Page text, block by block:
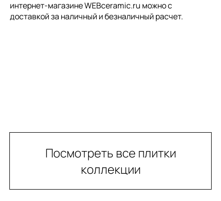
интернет-магазине WEBceramic.ru можно с
доставкой за наличный и безналичный расчет.
Посмотреть все плитки
коллекции